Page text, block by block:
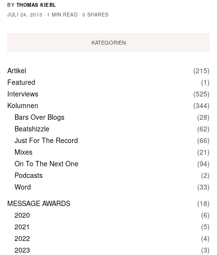
BY THOMAS KIEBL
JULI 24, 2013
1 MIN READ 0 SHARES
KATEGORIEN
Artikel
(215)
Featured
(1)
Interviews
(525)
Kolumnen
(344)
Bars Over Blogs
(28)
Beatshizzle
(62)
Just For The Record
(66)
Mixes
(21)
On To The Next One
(94)
Podcasts
(2)
Word
(33)
MESSAGE AWARDS
(18)
2020
(6)
2021
(5)
2022
(4)
2023
(3)